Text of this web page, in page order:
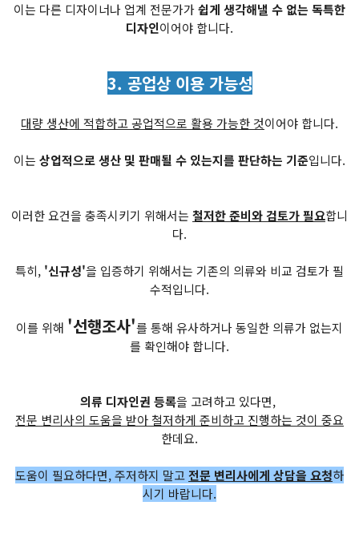
이는 다른 디자이너나 업계 전문가가쉽게 생각해낼 수 없는 독특한
디자인이어야 합니다.
3. 공업상 이용 가능성
대량 생산에 적합하고 공업적으로 활용 가능한 것이어야 합니다.
이는 상업적으로 생산 및 판매될 수 있는지를 판단하는 기준입니다.
이러한 요건을 충족시키기 위해서는 철저한 준비와 검토가 필요합니
다.
특히, '신규성'을 입증하기 위해서는 기존의 의류와 비교 검토가 필
수적입니다.
이를 위해 '선행조사'를 통해 유사하거나 동일한 의류가 없는지
를 확인해야 합니다.
의류 디자인권 등록을 고려하고 있다면,
전문 변리사의 도움을 받아 철저하게 준비하고 진행하는 것이 중요
한데요.
도움이 필요하다면, 주저하지 말고전문 변리사에게 상담을 요청하
시기 바랍니다.